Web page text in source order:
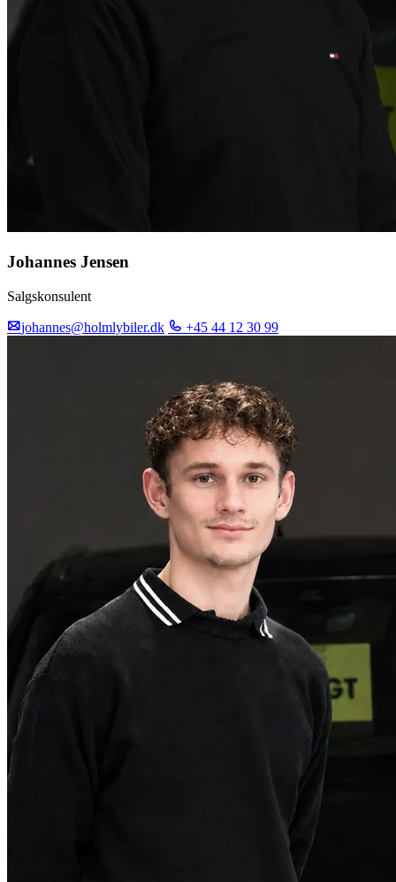
Johannes Jensen
Salgskonsulent
johannes@holmlybiler.dk +45 44 12 30 99